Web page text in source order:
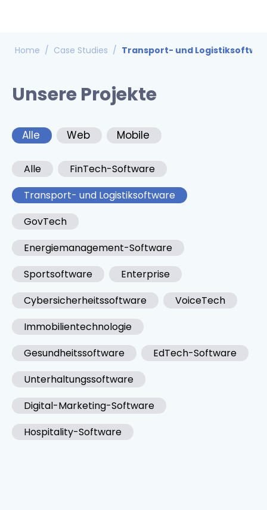
Home / Case Studies / Transport- und
Unsere Projekte
Alle Web Mobile
Alle
FinTech-Software
Transport- und Logistiksoftware
GovTech
Energiemanagement-Software
Sportsoftware
Enterprise
Cybersicherheitssoftware
VoiceTech
Immobilientechnologie
Gesundheitssoftware
EdTech-Software
Unterhaltungssoftware
Digital-Marketing-Software
Hospitality-Software